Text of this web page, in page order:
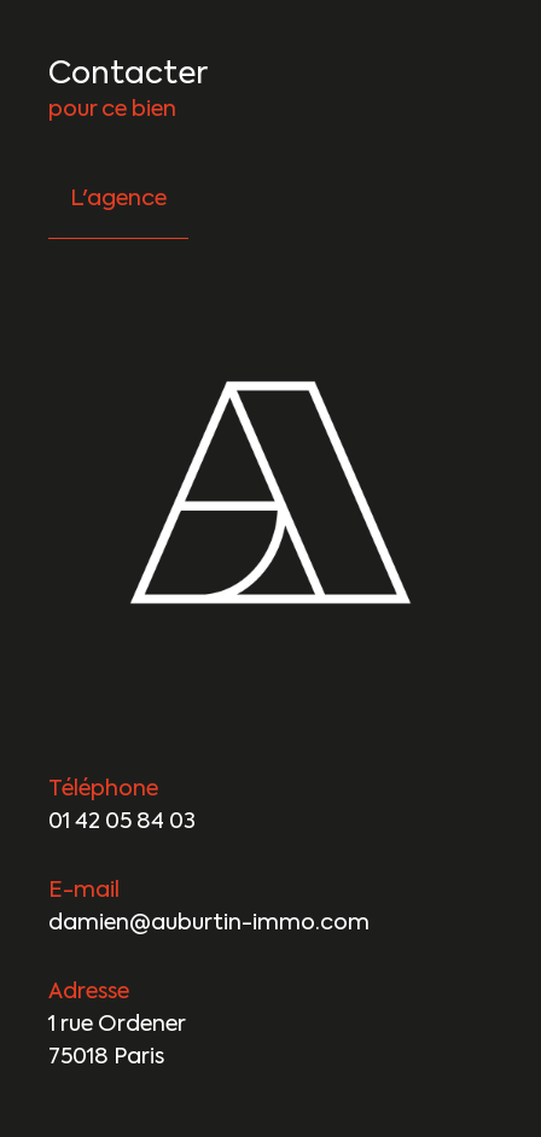
Contacter
pour ce bien
L'agence
Téléphone
01 42 05 84 03
E-mail
damien@auburtin-immo.com
Adresse
1 rue Ordener
75018 Paris